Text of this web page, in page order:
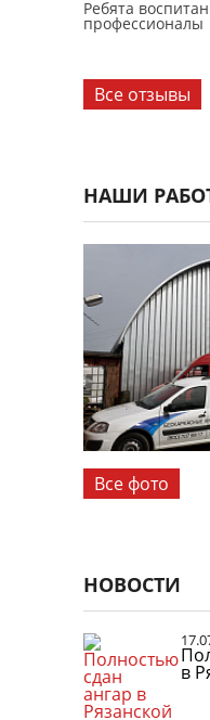
Ребята
профессионалы
Все отзывы
НАШИ
Все фото
НОВОСТИ
в